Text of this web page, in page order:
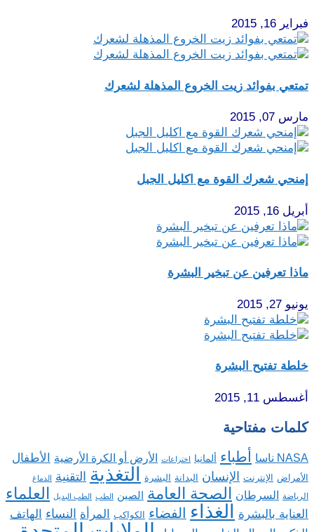
فبراير 16, 2015
تمتعي بفوائد زيت الخروع المذهلة لشعرك
مارس 07, 2015
إمنحي شعرك القوة مع اكليل الجبل
أبريل 16, 2015
ماذا تعرفين عن تبخير البشرة
يونيو 27, 2015
خلطة تفتيح البشرة
أغسطس 11, 2015
كلمات مفتاحية
NASA ناسا أطباء ألمانيا اختراعات الأرض أو الكرة الأرضية الأطفال
الأمراض الإنترنت الإنسان البدانة البشرة التغذية التقنية الدماغ
الرياضة السرطان الصحة العامة الصين الطب الطب البديل العلماء
العناية بالبشرة الغذاء الفضاء الكواكب المرأة النساء
الهاتف